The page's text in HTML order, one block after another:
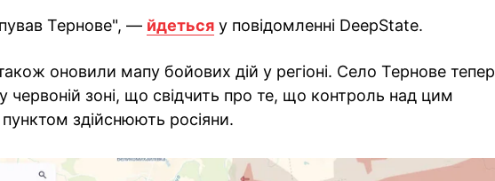
Тернове", — йдеться у повідомленні DeepState.
оновили мапу бойових дій у регіоні. Село Тернове тепер
червоній зоні, що свідчить про те, що контроль над цим
здійснюють росіяни.